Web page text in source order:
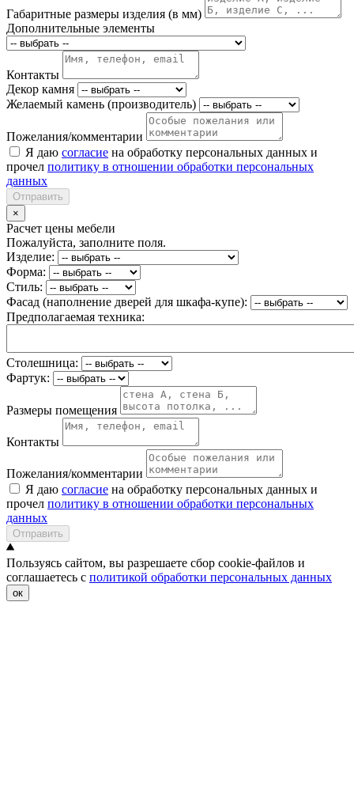
Габаритные размеры изделия (в мм)
Дополнительные элементы
Контакты
Декор камня
Желаемый камень (производитель)
Пожелания/комментарии
Я даю согласие на обработку персональных данных и
прочел политику в отношении обработки персональных
данных
Отправить
×
Расчет цены мебели
Пожалуйста, заполните поля.
Изделие:
Форма:
Стиль:
Фасад (наполнение дверей для шкафа-купе):
Предполагаемая техника:
Столешница:
Фартук:
Размеры помещения
Контакты
Пожелания/комментарии
Я даю согласие на обработку персональных данных и
прочел политику в отношении обработки персональных
данных
Отправить
Пользуясь сайтом, вы разрешаете сбор cookie-файлов и
соглашаетесь с политикой обработки персональных данных
ок